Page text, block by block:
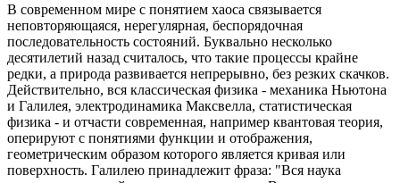
В современном мире с понятием хаоса связывается
неповторяющаяся, нерегулярная, беспорядочная
последовательность состояний. Буквально несколько
десятилетий назад считалось, что такие процессы крайне
редки, а природа развивается непрерывно, без резких скачков.
Действительно, вся классическая физика - механика Ньютона
и Галилея, электродинамика Максвелла, статистическая
физика - и отчасти современная, например квантовая теория,
оперируют с понятиями функции и отображения,
геометрическим образом которого является кривая или
поверхность. Галилею принадлежит фраза: "Вся наука